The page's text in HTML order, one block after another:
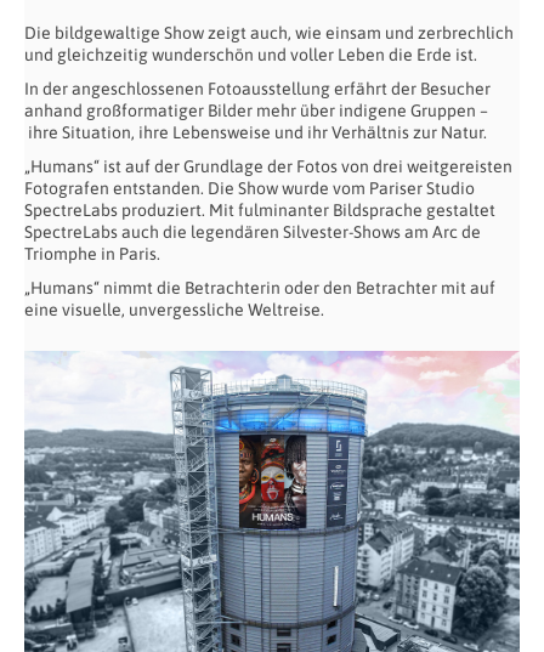
Die bildgewaltige Show zeigt auch, wie einsam und zerbrechlich
und gleichzeitig wunderschön und voller Leben die Erde ist.
In der angeschlossenen Fotoausstellung erfährt der Besucher
anhand großformatiger Bilder mehr über indigene Gruppen –
ihre Situation, ihre Lebensweise und ihr Verhältnis zur Natur.
„Humans“ ist auf der Grundlage der Fotos von drei weitgereisten
Fotografen entstanden. Die Show wurde vom Pariser Studio
SpectreLabs produziert. Mit fulminanter Bildsprache gestaltet
SpectreLabs auch die legendären Silvester-Shows am Arc de
Triomphe in Paris.
„Humans“ nimmt die Betrachterin oder den Betrachter mit auf
eine visuelle, unvergessliche Weltreise.